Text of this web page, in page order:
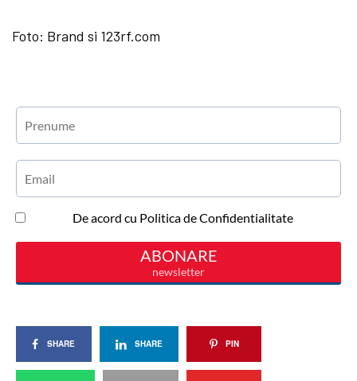
Foto: Brand si 123rf.com
SHARE SHARE PIN